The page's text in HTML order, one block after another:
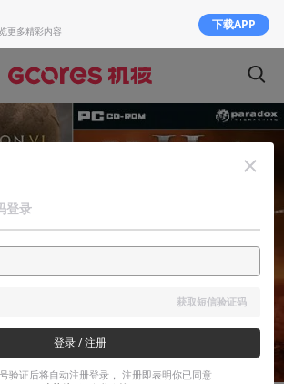
更多精彩内容 下载APP
登录
获取短信验证码
登录 / 注册
验证后将自动注册登录， 注册即表明你已同意